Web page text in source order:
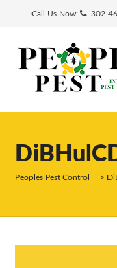
Call Us Now: 302-
Peoples Pest Control >